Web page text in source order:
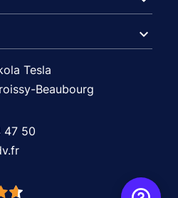
expand_more
Tesla
Beaubourg
47 50